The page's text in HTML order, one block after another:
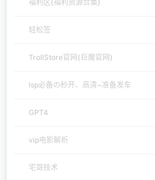
福利区(福利资源合集)
轻松签
TrollStore官网(巨魔官网)
lsp必备の秒开、高清~准备发车
GPT4
vip电影解析
宅哥技术